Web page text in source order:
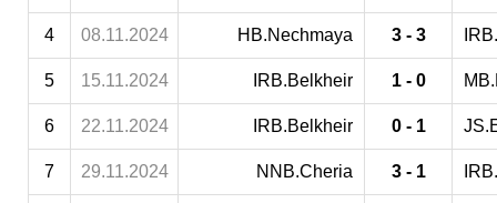
4 08.11.2024 HB.Nechmaya 3 - 3
5 15.11.2024 IRB.Belkheir 1 - 0
6 22.11.2024 IRB.Belkheir 0 - 1
7 29.11.2024 NNB.Cheria 3 - 1